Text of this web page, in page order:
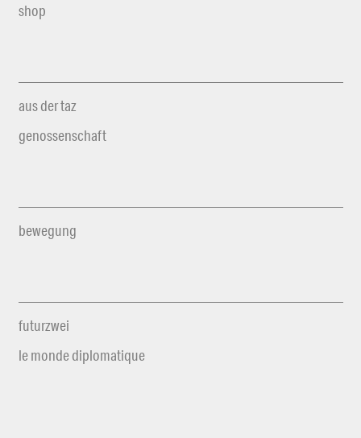
shop
aus der taz
genossenschaft
bewegung
futurzwei
le monde diplomatique